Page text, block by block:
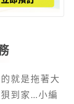
就是拖著大
到家…小編